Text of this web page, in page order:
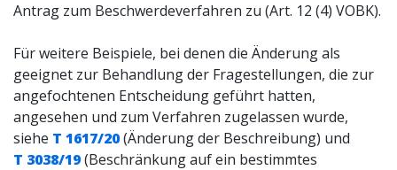
Antrag zum Beschwerdeverfahren zu (Art. 12 (4) VOBK).
Für weitere Beispiele, bei denen die Änderung als
geeignet zur Behandlung der Fragestellungen, die zur
angefochtenen Entscheidung geführt hatten,
angesehen und zum Verfahren zugelassen wurde,
siehe T 1617/20(Änderung der Beschreibung) und
T 3038/19(Beschränkung auf ein bestimmtes